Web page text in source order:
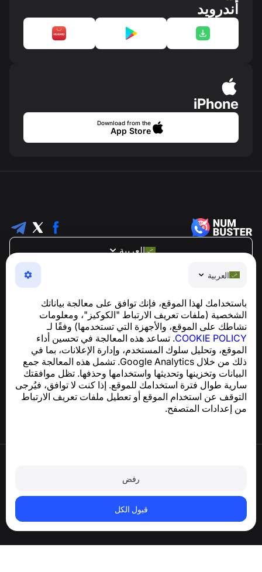
العربية
باستخدامك لهذا الموقع، فإنك توافق على معالجة بياناتك
الشخصية (ملفات تعريف الارتباط "الكوكيز"، ومعلومات
نشاطك على الموقع، والأجهزة التي تستخدمها) وفقًا لـ
COOKIE POLICY. تساعد هذه المعالجة في تحسين أداء
الموقع، وتحليل سلوك المستخدم، وإدارة الإعلانات، بما في
ذلك من خلال Google Analytics. تشمل هذه المعالجة جمع
البيانات وتخزينها وتحديثها واستخدامها وحذفها. تظل موافقتك
سارية طوال فترة استخدامك للموقع. إذا كنت لا توافق، فيُرجى
التوقف عن استخدام الموقع أو تعطيل ملفات تعريف الارتباط
من إعدادات المتصفح.
رفض
قبول الكل
أندرويد
iPhone
Download from the
App Store
العربية
NumBuster © 2013—2026 ·
support@numbuster.com
تطبيق سهل الاستخدام يحميك من الاحتيال الهاتفي، الرسائل
للاستفسارات المتعلقة بالامتثال للائحة العامة لحماية البيانات
support@numbuster.com
مركز المساعدة
الأخبار والمقالات
حول المشروع
جهات الاتصال
حذف الحساب والبيانات الشخصية